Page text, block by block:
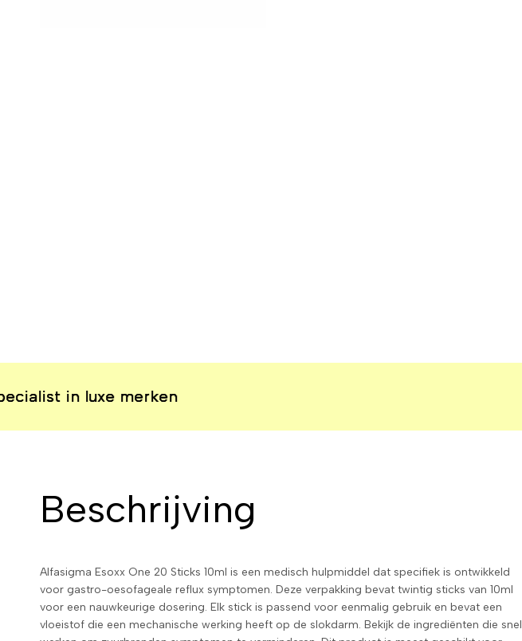
in luxe merken
in luxe merken
in luxe merken
in luxe merken
Beschrijving
Alfasigma Esoxx One 20 Sticks 10ml is een medisch hulpmiddel dat specifiek is ontwikkeld
voor gastro-oesofageale reflux symptomen. Deze verpakking bevat twintig sticks van 10ml
voor een nauwkeurige dosering. Elk stick is passend voor eenmalig gebruik en bevat een
vloeistof die een mechanische werking heeft op de slokdarm. Bekijk de ingrediënten die snel